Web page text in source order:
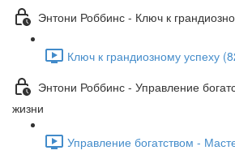
Энтони Роббинс - Ключ к
Ключ к грандиозному успеху
Энтони Роббинс - Управление
жизни
Управление богатством -